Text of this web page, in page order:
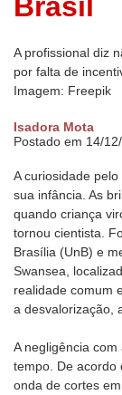
Brasil
A profissional diz
por falta de
Imagem: Freepik
Isadora Mota
Postado em 14/
A curiosidade
sua infância. As
quando criança
tornou cientista.
Brasília (UnB) e
Swansea,
realidade comum
a desvalorização,
A negligência
tempo. De acordo
onda de cortes